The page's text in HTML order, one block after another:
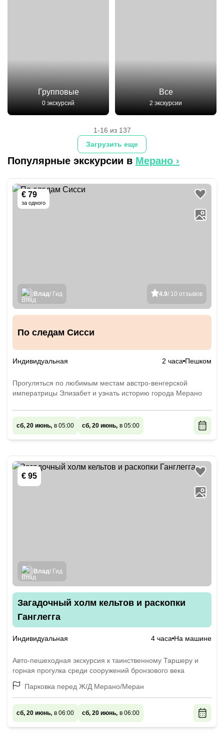
Групповые
0 экскурсий
Все
2 экскурсии
Загрузить еще
1-16 из 137
Популярные экскурсии в Мерано ›
€ 79
за одного
4.9/ 10 отзывов
Влад/ Гид
По следам Сисси
Индивидуальная 2 часа Пешком
Прогуляться по любимым местам австро-венгерской
императрицы Элизабет и узнать историю города Мерано
сб, 20 июнь, в 05:00 сб, 20 июнь, в 05:00
€ 95
Влад/ Гид
Загадочный холм кельтов и раскопки
Ганглегга
Индивидуальная 4 часа На машине
Авто-пешеходная экскурсия к таинственному Таршеру и
горная прогулка среди сооружений бронзового века
Парковка перед Ж/Д Мерано/Меран
сб, 20 июнь, в 06:00 сб, 20 июнь, в 06:00